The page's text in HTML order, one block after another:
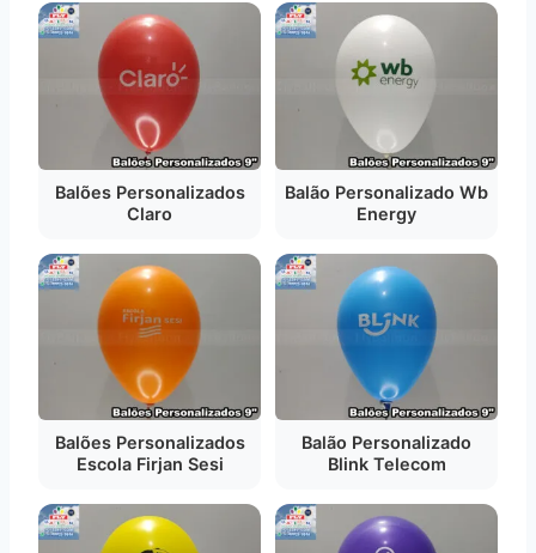
Balões Personalizados
Claro
Balão Personalizado Wb
Energy
Balões Personalizados
Escola Firjan Sesi
Balão Personalizado
Blink Telecom